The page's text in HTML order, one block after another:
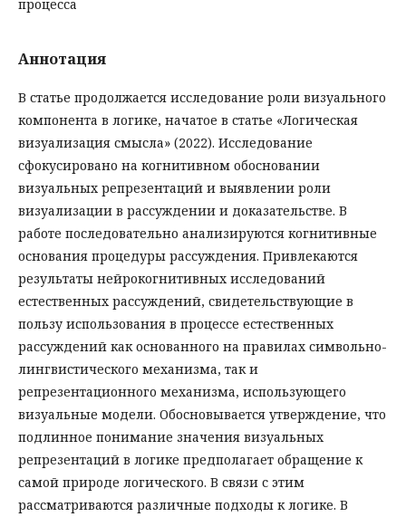
процесса
Аннотация
В статье продолжается исследование роли визуального
компонента в логике, начатое в статье «Логическая
визуализация смысла» (2022). Исследование
сфокусировано на когнитивном обосновании
визуальных репрезентаций и выявлении роли
визуализации в рассуждении и доказательстве. В
работе последовательно анализируются когнитивные
основания процедуры рассуждения. Привлекаются
результаты нейрокогнитивных исследований
естественных рассуждений, свидетельствующие в
пользу использования в процессе естественных
рассуждений как основанного на правилах символьно-
лингвистического механизма, так и
репрезентационного механизма, использующего
визуальные модели. Обосновывается утверждение, что
подлинное понимание значения визуальных
репрезентаций в логике предполагает обращение к
самой природе логического. В связи с этим
рассматриваются различные подходы к логике. В